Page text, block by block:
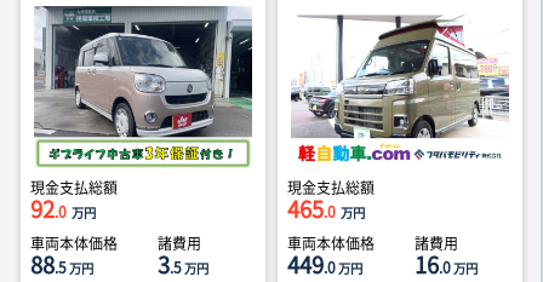
現金支払総額
92.0 万円
車両本体価格
88.5万円
諸費用
3.5万円
現金支払総額
465.0 万円
車両本体価格
449.0万円
諸費用
16.0万円